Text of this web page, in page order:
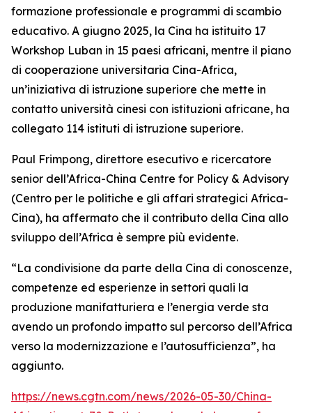
formazione professionale e programmi di scambio
educativo. A giugno 2025, la Cina ha istituito 17
Workshop Luban in 15 paesi africani, mentre il piano
di cooperazione universitaria Cina-Africa,
un’iniziativa di istruzione superiore che mette in
contatto università cinesi con istituzioni africane, ha
collegato 114 istituti di istruzione superiore.
Paul Frimpong, direttore esecutivo e ricercatore
senior dell’Africa-China Centre for Policy & Advisory
(Centro per le politiche e gli affari strategici Africa-
Cina), ha affermato che il contributo della Cina allo
sviluppo dell’Africa è sempre più evidente.
“La condivisione da parte della Cina di conoscenze,
competenze ed esperienze in settori quali la
produzione manifatturiera e l’energia verde sta
avendo un profondo impatto sul percorso dell’Africa
verso la modernizzazione e l’autosufficienza”, ha
aggiunto.
https://news.cgtn.com/news/2026-05-30/China-